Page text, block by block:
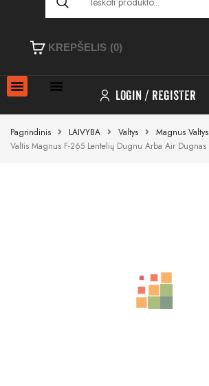
KREPŠELIS (0)
LOGIN REGISTER
Pagrindinis LAIVYBA Valtys
Magnus Valtys
Valtis Magnus F-265 Lentelių Dugnu Arba Air Dugnas